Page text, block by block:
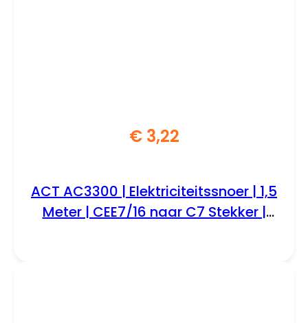
€3,22
ACT AC3300 | Elektriciteitssnoer | 1,5
Meter | CEE7/16 naar C7 Stekker |